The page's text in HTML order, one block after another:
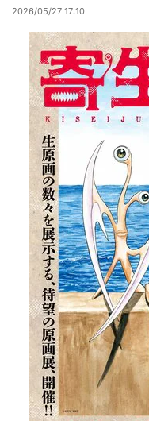
2026/05/27 17:10